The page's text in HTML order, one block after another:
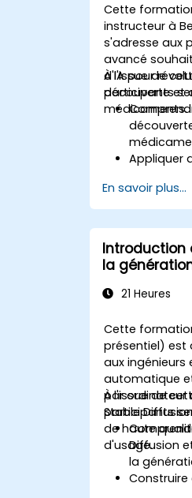
Cette
instructeur à
s'adresse aux
avancé
d'IA pour
découverte et
médicaments.
À l'issue de
participants
Appliquer
prédire les
les
Utiliser
profond
Intégrer
En savoir plus...
Introduction
la
21 Heures
Cette
présentiel) est
aux
automatique
par ordinateur
Stable
de haute
d'usage.
À l'issue de
participants
Diffusion
la